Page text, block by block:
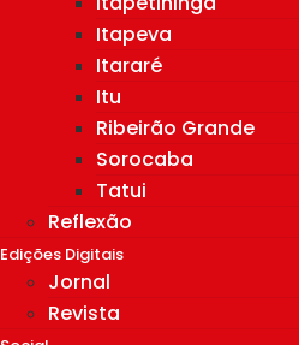
Itapeva
Itararé
Itu
Ribeirão Grande
Sorocaba
Tatui
Reflexão
Edições Digitais
Jornal
Revista